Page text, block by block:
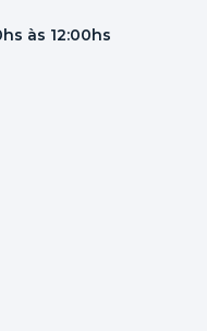
às 12:00hs